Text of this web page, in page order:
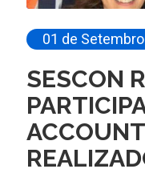
01 de
SESCON